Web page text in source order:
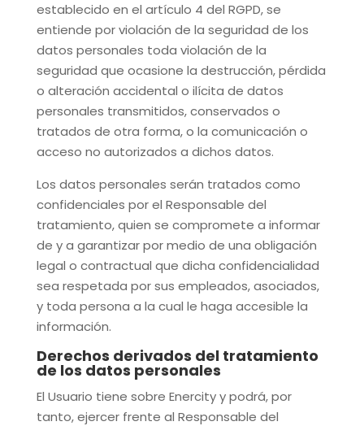
establecido en el artículo 4 del RGPD, se
entiende por violación de la seguridad de los
datos personales toda violación de la
seguridad que ocasione la destrucción, pérdida
o alteración accidental o ilícita de datos
personales transmitidos, conservados o
tratados de otra forma, o la comunicación o
acceso no autorizados a dichos datos.
Los datos personales serán tratados como
confidenciales por el Responsable del
tratamiento, quien se compromete a informar
de y a garantizar por medio de una obligación
legal o contractual que dicha confidencialidad
sea respetada por sus empleados, asociados,
y toda persona a la cual le haga accesible la
información.
Derechos derivados del tratamiento
de los datos personales
El Usuario tiene sobre Enercityy podrá, por
tanto, ejercer frente al Responsable del